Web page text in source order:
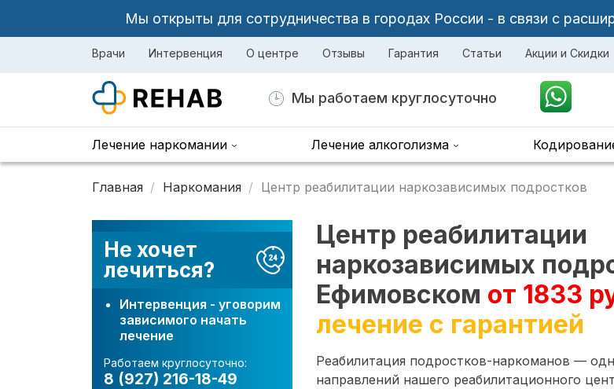
Мы открыты для сотрудничества в городах России - в связи с
Врачи Интервенция О центре Отзывы Гарантия Статьи Акции и Скидки
Мы работаем круглосуточно
Лечение наркомании Лечение алкоголизма
Главная Наркомания Центр реабилитации наркозависимых подростков
Не хочет
лечиться?
Интервенция - уговорим
зависимого начать
лечение
Работаем круглосуточно:
8 (927) 216-18-49
Центр реабилитации
наркозависимых
Ефимовском от 1833
лечение с гарантией
Реабилитация подростков-наркоманов —
направлений нашего реабилитационного